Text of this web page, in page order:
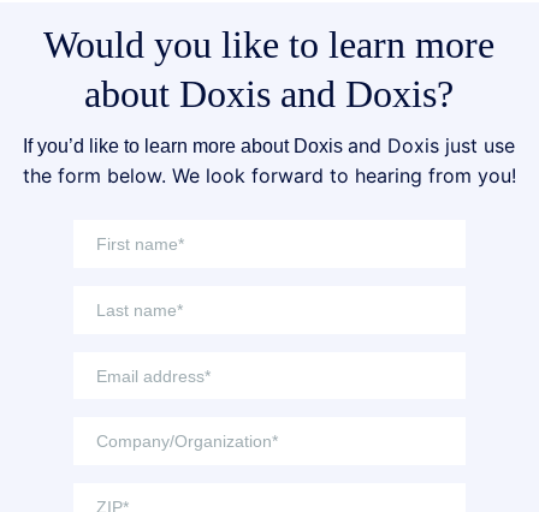
Would you like to learn more
about Doxis and Doxis?
If you’d like to learn more about Doxisand Doxis just use
the form below. We look forward to hearing from you!